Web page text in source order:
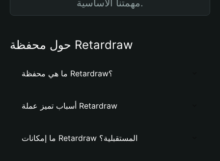
مهمتنا الأساسية.
حول محفظة Retardraw
ما هي محفظة Retardraw؟
أسباب تميز عملة Retardraw
ما إمكانات Retardraw المستقبلية؟